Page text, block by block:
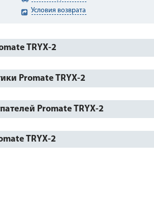
Условия возврата
TRYX-2
Promate TRYX-2
Promate TRYX-2
TRYX-2